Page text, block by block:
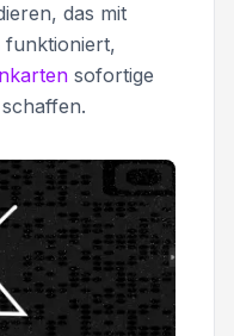
das mit
funktioniert,
sofortige